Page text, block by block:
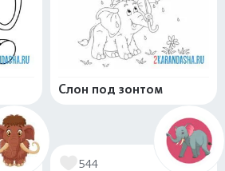
Слон под зонтом
544